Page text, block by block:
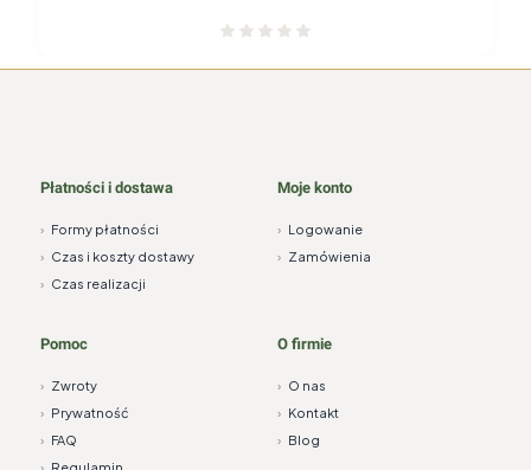
Płatności i dostawa
› Formy płatności
› Czas i koszty dostawy
› Czas realizacji
Moje konto
› Logowanie
› Zamówienia
Pomoc
› Zwroty
› Prywatność
› FAQ
O firmie
› O nas
› Kontakt
› Blog